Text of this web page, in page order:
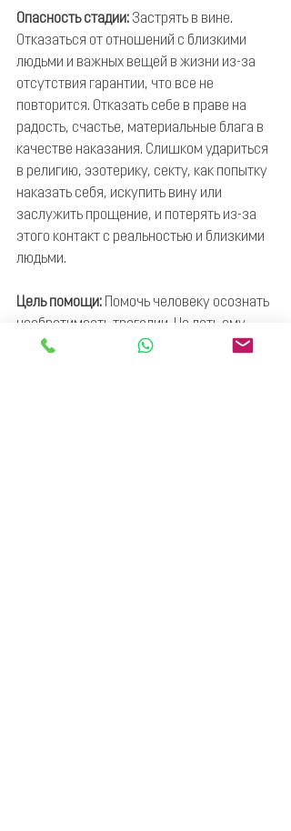
Опасность стадии: Застрять в вине.
Отказаться от отношений с близкими
людьми и важных вещей в жизни из-за
отсутствия гарантии, что все не
повторится. Отказать себе в праве на
радость, счастье, материальные блага в
качестве наказания. Слишком удариться
в религию, эзотерику, секту, как попытку
наказать себя, искупить вину или
заслужить прощение, и потерять из-за
этого контакт с реальностью и близкими
людьми.
Цель помощи: Помочь человеку осознать
необратимость трагедии. Не дать ему
закопать себя в вине и самообвинении.